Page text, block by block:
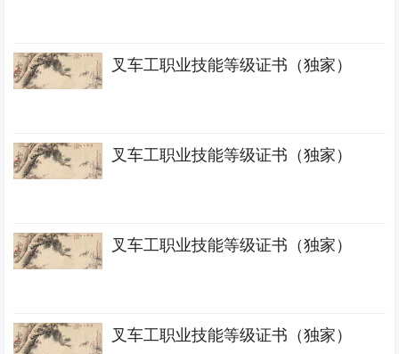
叉车工职业技能等级证书（独家）
叉车工职业技能等级证书（独家）
叉车工职业技能等级证书（独家）
叉车工职业技能等级证书（独家）